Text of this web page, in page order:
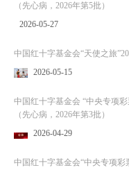
（先心病，2026年第5批）
2026-05-27
中国红十字基金会“天使之旅
2026-05-15
中国红十字基金会 “中央专项
（先心病，2026年第3批）
2026-04-29
中国红十字基金会“中央专项